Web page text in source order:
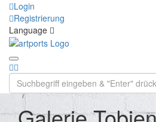
Login
Registrierung
Language